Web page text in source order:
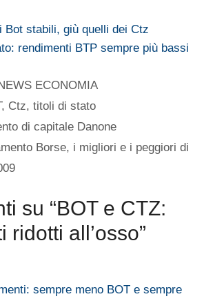
Bot stabili, giù quelli dei Ctz
rendimenti BTP sempre più bassi
ECONOMIA
, Ctz,titoli di stato
di capitale Danone
Borse, i migliori e i peggiori di
su “BOT e CTZ:
ridotti all’osso”
sempre meno BOT e sempre